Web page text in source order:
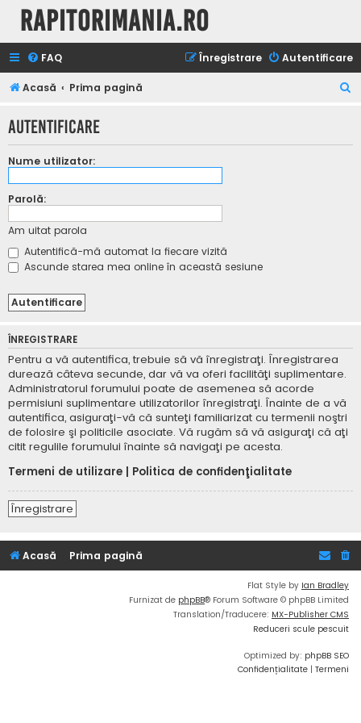
Rapitorimania.ro
FAQ Autentificare
Înregistrare
Acasă Prima pagină
t
Autentificare
Nume utilizator:
Parolă:
Am uitat parola
Autentifică-mă automat la fiecare vizită
Ascunde starea mea online în această sesiune
ÎNREGISTRARE
Pentru a vă autentifica, trebuie să vă înregistraţi. Înregistrarea
durează câteva secunde, dar vă va oferi facilităţi suplimentare.
Administratorul forumului poate de asemenea să acorde
permisiuni suplimentare utilizatorilor înregistraţi. Înainte de a vă
autentifica, asiguraţi-vă că sunteţi familiarizat cu termenii noştri
de folosire şi politicile asociate. Vă rugăm să vă asiguraţi că aţi
citit regulile forumului înainte să navigaţi pe acesta.
Termeni de utilizare
Politica de confidenţialitate
Înregistrare
Acasă Prima pagină
Flat Style by Ian Bradley
Furnizat de phpBB® Forum Software © phpBB Limited
Translation/Traducere: MX-Publisher CMS
Reduceri scule pescuit
Optimized by: phpBB SEO
Confidențialitate | Termeni